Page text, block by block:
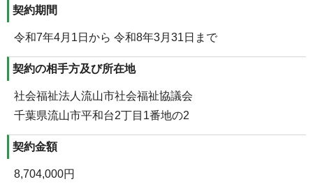
契約期間
令和7年4月1日から 令和8年3月31日まで
契約の相手方及び所在地
社会福祉法人流山市社会福祉協議会
千葉県流山市平和台2丁目1番地の2
契約金額
8,704,000円